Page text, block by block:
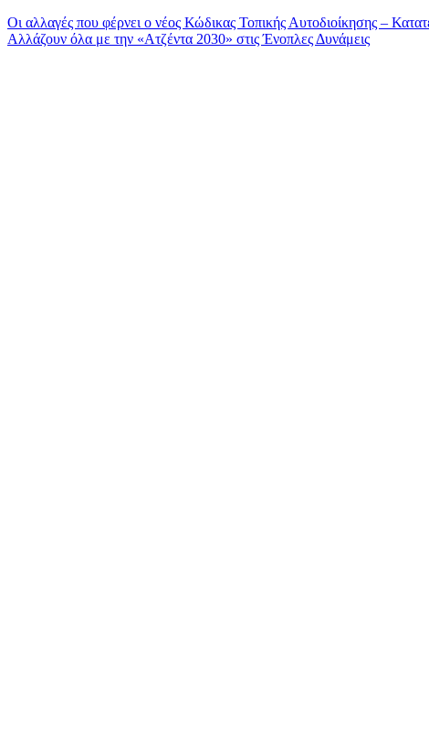
Πλοήγηση
άρθρων
Οι αλλαγές που φέρνει ο νέος Κώδικας Τοπικής Αυτοδιοίκησης –
Αλλάζουν όλα με την «Ατζέντα 2030» στις Ένοπλες Δυνάμεις